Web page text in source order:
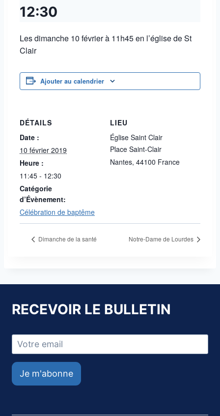
12:30
Les dimanche 10 février à 11h45 en l’église de St
Clair
Ajouter au calendrier
DÉTAILS
Date :
10 février 2019
Heure :
11:45 - 12:30
Catégorie
d’Évènement:
Célébration de baptême
LIEU
Église Saint Clair
Place Saint-Clair
Nantes, 44100 France
Dimanche de la santé Notre-Dame de Lourdes
RECEVOIR LE BULLETIN
Je m'abonne